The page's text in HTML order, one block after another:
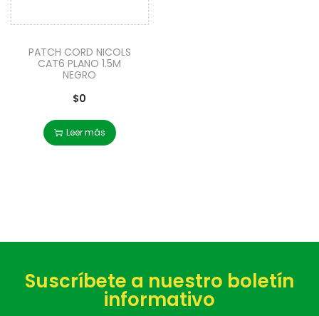
PATCH CORD NICOLS
CAT6 PLANO 1.5M
NEGRO
$0
Leer más
Suscríbete a nuestro boletín
informativo